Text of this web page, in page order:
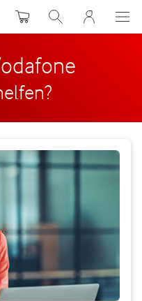
WarenkorbSuche MeinVodafone